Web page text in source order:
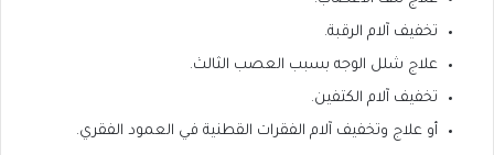
تخفيف آلام الرقبة.
علاج شلل الوجه بسبب العصب الثالث.
تخفيف آلام الكتفين.
أو علاج وتخفيف آلام الفقرات القطنية في العمود الفقري.